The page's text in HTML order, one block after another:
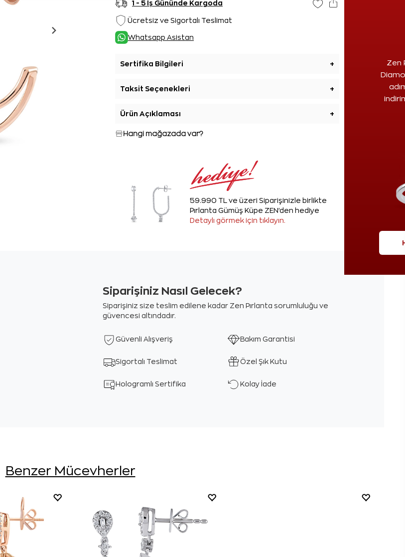
Zen
1 - 5 İş Gününde Kargoda
Ücretsiz ve Sigortalı Teslimat
Whatsapp Asistan
Sertifika Bilgileri +
Taksit Seçenekleri +
Ürün Açıklaması +
Hangi mağazada var?
59.990 TL ve üzeri Siparişinizle birlikte
Pırlanta Gümüş Küpe ZEN'den hediye
Detaylı görmek için tıklayın.
Siparişiniz Nasıl Gelecek?
Siparişiniz size teslim edilene kadar Zen Pırlanta sorumluluğu ve
güvencesi altındadır.
Güvenli Alışveriş Bakım Garantisi
Sigortalı Teslimat Özel Şık Kutu
Hologramlı Sertifika Kolay İade
Benzer Mücevherler